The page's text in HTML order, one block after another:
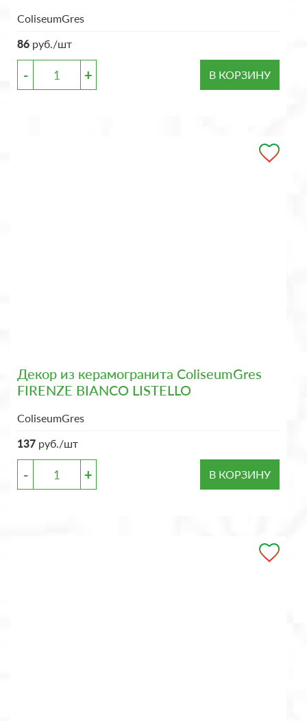
ColiseumGres
86 руб./шт
- + В КОРЗИНУ
Декор из керамогранита ColiseumGres
FIRENZE BIANCO LISTELLO
ColiseumGres
137 руб./шт
- + В КОРЗИНУ